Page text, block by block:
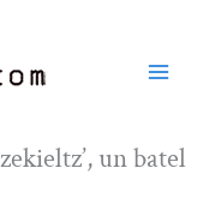
un batel